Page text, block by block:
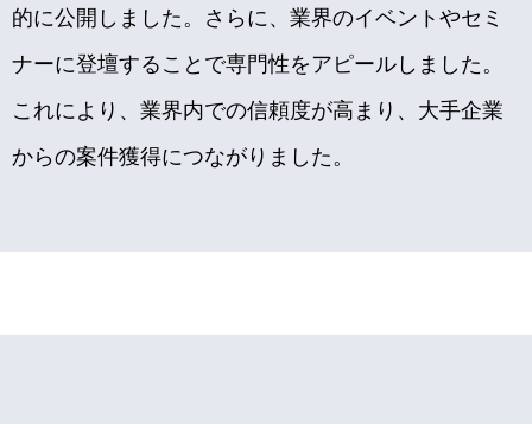
的に公開しました。さらに、業界のイベントやセミ
ナーに登壇することで専門性をアピールしました。
これにより、業界内での信頼度が高まり、大手企業
からの案件獲得につながりました。